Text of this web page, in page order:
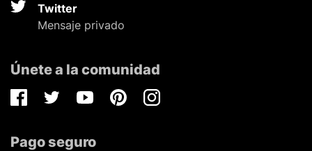
Twitter
Mensaje privado
Únete a la comunidad
FacebookTwitterYoutubePinterestInstagram
Pago seguro